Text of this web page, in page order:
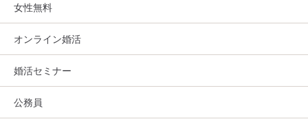
女性無料
オンライン婚活
婚活セミナー
公務員